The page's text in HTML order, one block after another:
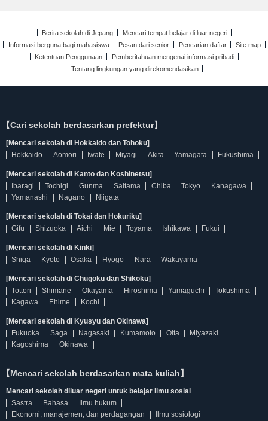
Berita sekolah di Jepang
Mencari tempat belajar di luar negeri
Informasi berguna bagi mahasiswa
Pesan dari senior Pencarian daftar
Site map
Ketentuan Penggunaan
Pemberitahuan mengenai informasi pribadi
Tentang lingkungan yang direkomendasikan
【Cari sekolah berdasarkan prefektur】
[Mencari sekolah di Hokkaido dan Tohoku]
Hokkaido
Aomori Iwate Miyagi Akita Yamagata Fukushima
[Mencari sekolah di Kanto dan Koshinetsu]
Ibaragi
Tochigi Gunma Saitama Chiba Tokyo
Kanagawa
Yamanashi
Nagano Niigata
[Mencari sekolah di Tokai dan Hokuriku]
Gifu
Shizuoka Aichi Mie Toyama Ishikawa Fukui
[Mencari sekolah di Kinki]
Shiga
Kyoto Osaka Hyogo Nara Wakayama
[Mencari sekolah di Chugoku dan Shikoku]
Tottori
Shimane Okayama Hiroshima Yamaguchi
Tokushima
Kagawa
Ehime Kochi
[Mencari sekolah di Kyusyu dan Okinawa]
Fukuoka
Saga Nagasaki Kumamoto Oita
Miyazaki
Kagoshima
Okinawa
【Mencari sekolah berdasarkan mata kuliah】
Mencari sekolah diluar negeri untuk belajar Ilmu sosial
Sastra
Bahasa
Ilmu hukum
Ekonomi, manajemen, dan perdagangan
Ilmu sosiologi